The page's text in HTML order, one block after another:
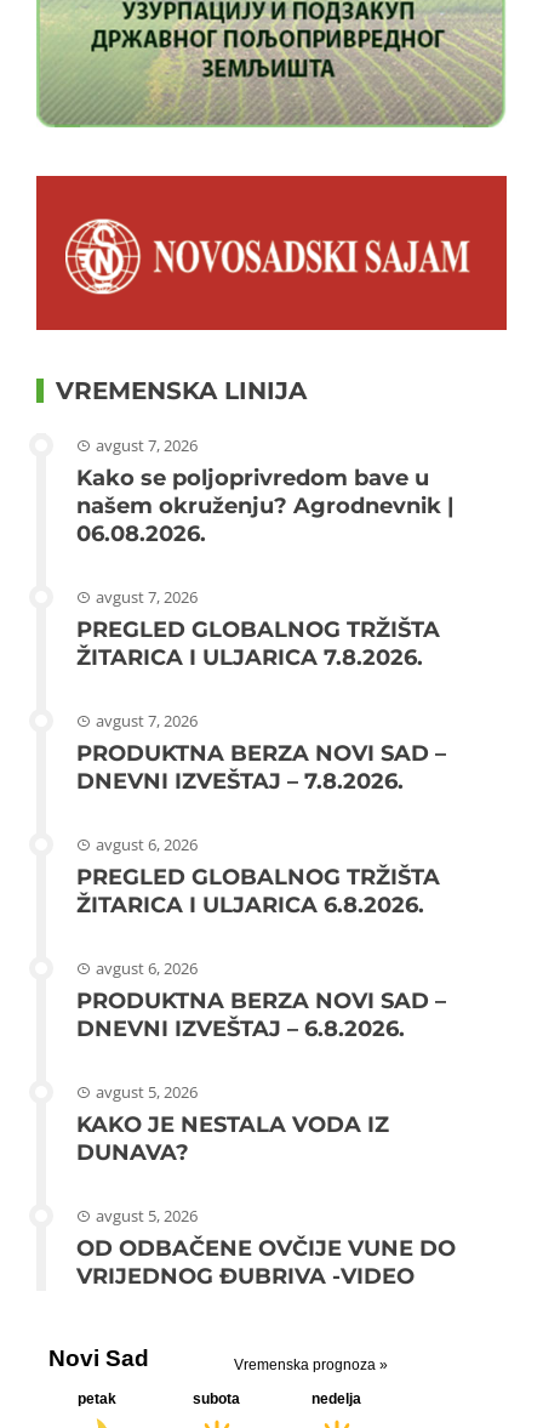
VREMENSKA LINIJA
avgust 7, 2026
Kako se poljoprivredom bave u
našem okruženju? Agrodnevnik |
06.08.2026.
avgust 7, 2026
PREGLED GLOBALNOG TRŽIŠTA
ŽITARICA I ULJARICA 7.8.2026.
avgust 7, 2026
PRODUKTNA BERZA NOVI SAD –
DNEVNI IZVEŠTAJ – 7.8.2026.
avgust 6, 2026
PREGLED GLOBALNOG TRŽIŠTA
ŽITARICA I ULJARICA 6.8.2026.
avgust 6, 2026
PRODUKTNA BERZA NOVI SAD –
DNEVNI IZVEŠTAJ – 6.8.2026.
avgust 5, 2026
KAKO JE NESTALA VODA IZ
DUNAVA?
avgust 5, 2026
OD ODBAČENE OVČIJE VUNE DO
VRIJEDNOG ĐUBRIVA -VIDEO